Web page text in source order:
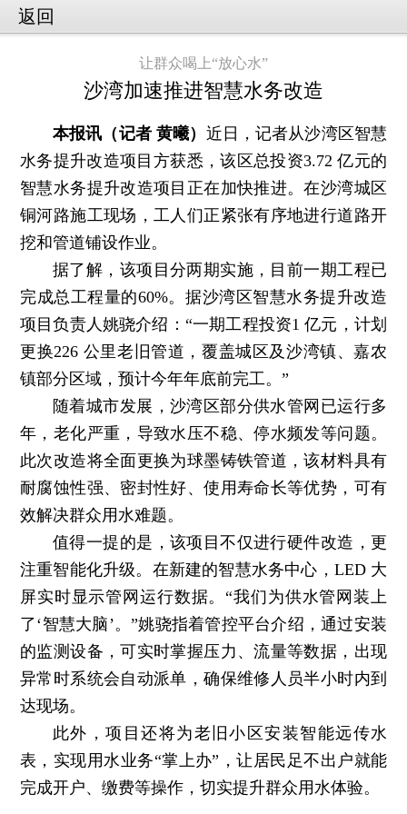
返回
让群众喝上“放心水”
沙湾加速推进智慧水务改造
本报讯（记者 黄曦） 近日，记者从沙湾区智慧
水务提升改造项目方获悉，该区总投资3.72 亿元的
智慧水务提升改造项目正在加快推进。在沙湾城区
铜河路施工现场，工人们正紧张有序地进行道路开
挖和管道铺设作业。
据了解，该项目分两期实施，目前一期工程已
完成总工程量的60%。据沙湾区智慧水务提升改造
项目负责人姚骁介绍：“一期工程投资1 亿元，计划
更换226 公里老旧管道，覆盖城区及沙湾镇、嘉农
镇部分区域，预计今年年底前完工。”
随着城市发展，沙湾区部分供水管网已运行多
年，老化严重，导致水压不稳、停水频发等问题。
此次改造将全面更换为球墨铸铁管道，该材料具有
耐腐蚀性强、密封性好、使用寿命长等优势，可有
效解决群众用水难题。
值得一提的是，该项目不仅进行硬件改造，更
注重智能化升级。在新建的智慧水务中心，LED 大
屏实时显示管网运行数据。“我们为供水管网装上
了‘智慧大脑’。”姚骁指着管控平台介绍，通过安装
的监测设备，可实时掌握压力、流量等数据，出现
异常时系统会自动派单，确保维修人员半小时内到
达现场。
此外，项目还将为老旧小区安装智能远传水
表，实现用水业务“掌上办”，让居民足不出户就能
完成开户、缴费等操作，切实提升群众用水体验。